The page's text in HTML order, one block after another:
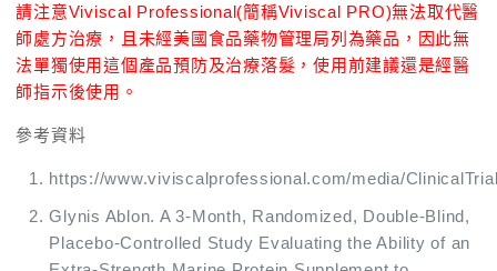
請注意Viviscal Professional(簡稱Viviscal PRO)無法取代醫
師處方治療，且未經美國食品藥物管理局列為藥品，因此無
法單獨使用這個產品預防及治療落髮，使用前建議還是經醫
師指示後使用。
參考資料
https://www.viviscalprofessional.com/media/
Glynis Ablon. A 3-Month, Randomized, Double-Blind,
Placebo-Controlled Study Evaluating the Ability of an